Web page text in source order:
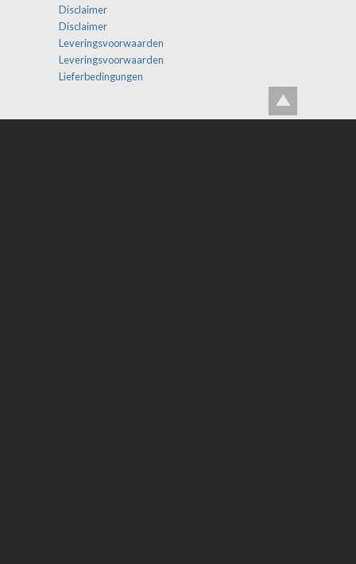
Disclaimer
Disclaimer
Leveringsvoorwaarden
Leveringsvoorwaarden
Lieferbedingungen